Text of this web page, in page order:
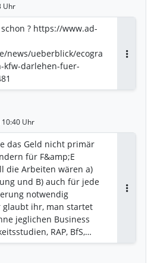
Bewertungen und
Uhr
? https://www.ad-
news/ueberblick/ecogra
kfw-darlehen-fuer-
10:40 Uhr
das Geld nicht primär
für F&amp;E
die Arbeiten wären a)
und B) auch für jede
notwendig
glaubt ihr, man startet
jeglichen Business
RAP, BfS,…
Investor steigt ohne
ein? Glaubt ihr